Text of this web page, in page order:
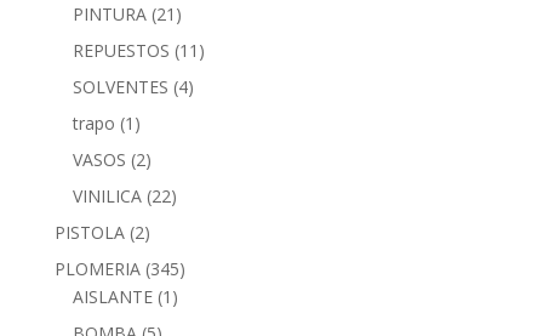
PINTURA (21)
REPUESTOS (11)
SOLVENTES (4)
trapo (1)
VASOS (2)
VINILICA (22)
PISTOLA (2)
PLOMERIA (345)
AISLANTE (1)